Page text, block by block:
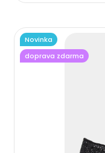
Novinka
doprava zdarma